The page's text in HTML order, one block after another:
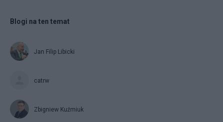
Blogi na ten temat
Jan Filip Libicki
catrw
Zbigniew Kuźmiuk